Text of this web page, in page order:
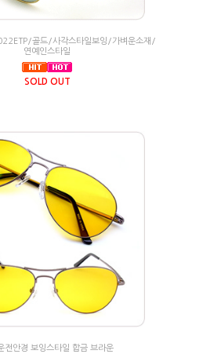
골드/사각스타일보잉/가벼운소재/
연예인스타일
SOLD OUT
전안경 보잉스타일 합금 브라운